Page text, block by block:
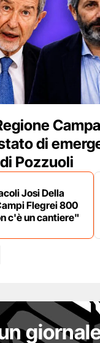
di
Pozzuoli
Josi Della
Flegrei 800
c'è un cantiere"